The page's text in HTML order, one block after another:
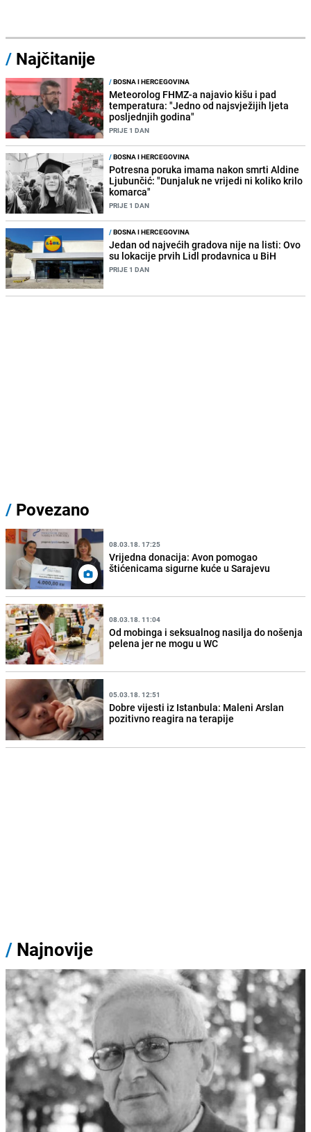
/ Najčitanije
/BOSNA I HERCEGOVINA
Meteorolog FHMZ-a najavio kišu i pad
temperatura: "Jedno od najsvježijih ljeta
posljednjih godina"
PRIJE 1 DAN
/BOSNA I HERCEGOVINA
Potresna poruka imama nakon smrti Aldine
Ljubunčić: "Dunjaluk ne vrijedi ni koliko krilo
komarca"
PRIJE 1 DAN
/BOSNA I HERCEGOVINA
Jedan od najvećih gradova nije na listi: Ovo
su lokacije prvih Lidl prodavnica u BiH
PRIJE 1 DAN
/ Povezano
08.03.18. 17:25
Vrijedna donacija: Avon pomogao
štićenicama sigurne kuće u Sarajevu
08.03.18. 11:04
Od mobinga i seksualnog nasilja do nošenja
pelena jer ne mogu u WC
05.03.18. 12:51
Dobre vijesti iz Istanbula: Maleni Arslan
pozitivno reagira na terapije
/ Najnovije